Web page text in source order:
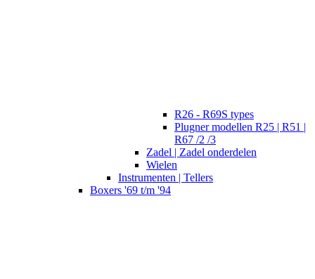
R26 - R69S types
Plugner modellen R25 | R51 |
R67 /2 /3
Zadel | Zadel onderdelen
Wielen
Instrumenten | Tellers
Boxers '69 t/m '94